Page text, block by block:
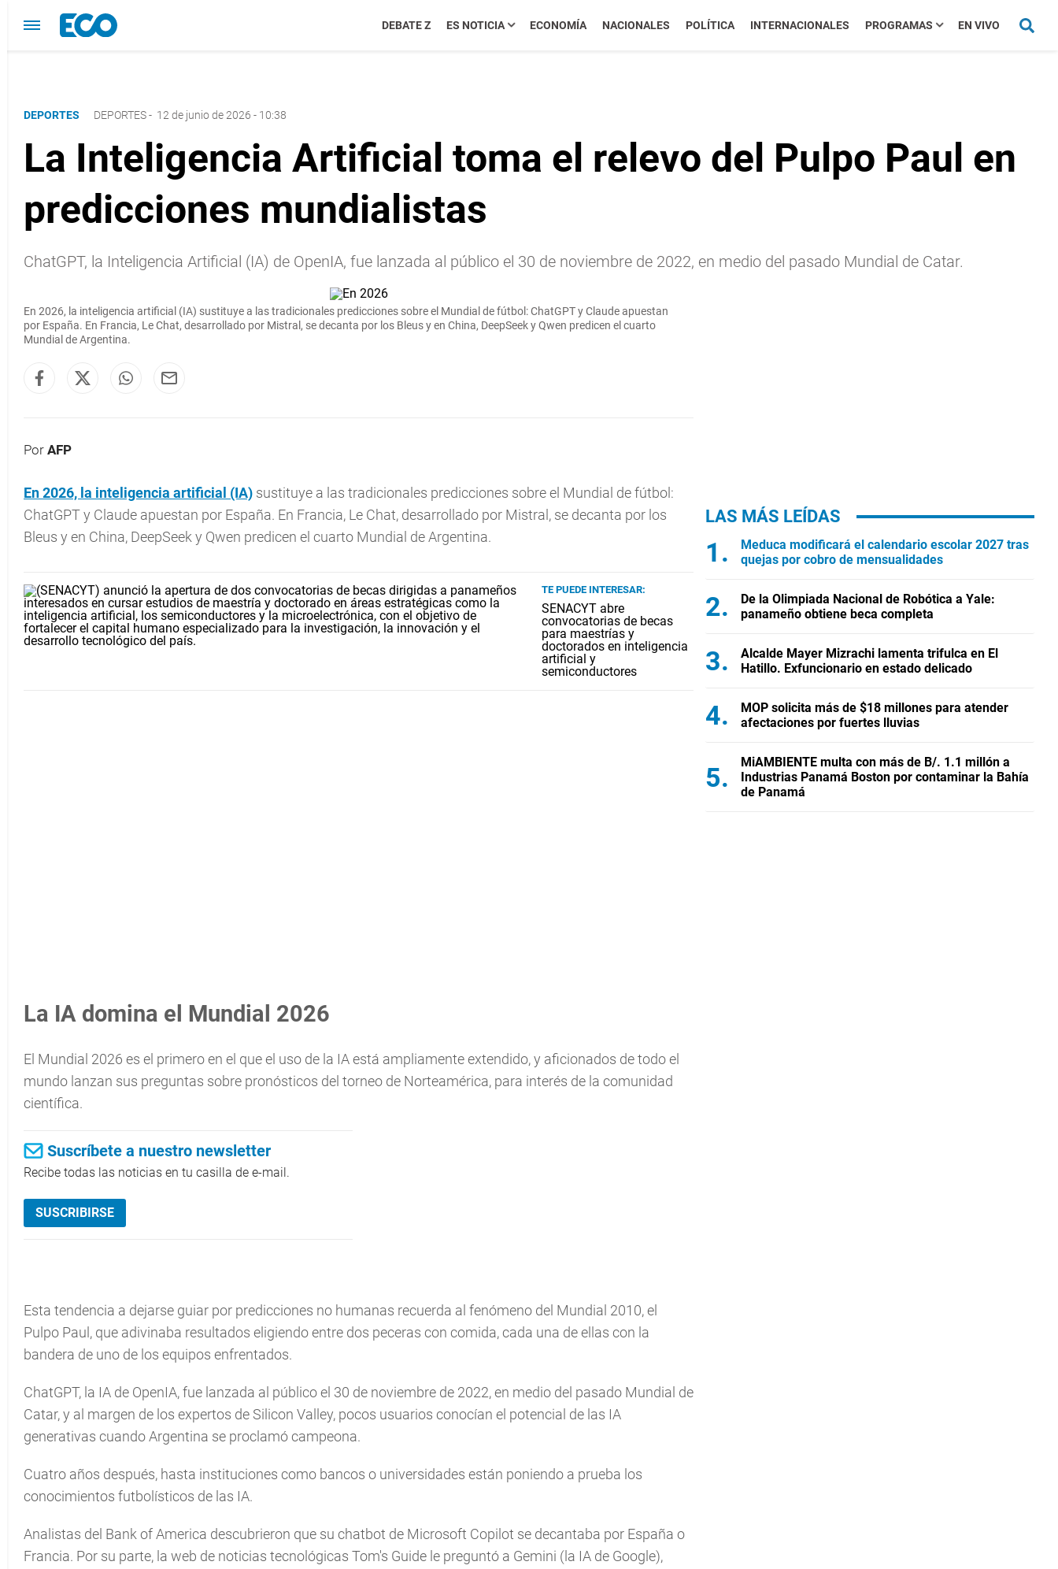
DEBATE Z ES NOTICIA ECONOMÍA NACIONALES POLÍTICA INTERNACIONALES PROGRAMAS EN VIVO
DEPORTES DEPORTES- 12 de junio de 2026 - 10:38
La Inteligencia Artificial toma el relevo del Pulpo Paul en
predicciones mundialistas
ChatGPT, la Inteligencia Artificial (IA) de OpenIA, fue lanzada al público el 30 de noviembre de 2022, en medio del pasado Mundial de Catar.
En 2026, la inteligencia artificial (IA) sustituye a las tradicionales predicciones sobre el Mundial de fútbol: ChatGPT y Claude apuestan
por España. En Francia, Le Chat, desarrollado por Mistral, se decanta por los Bleus y en China, DeepSeek y Qwen predicen el cuarto
Mundial de Argentina.
Por AFP
En 2026, la inteligencia artificial (IA) sustituye a las tradicionales predicciones sobre el Mundial de fútbol:
ChatGPT y Claude apuestan por España. En Francia, Le Chat, desarrollado por Mistral, se decanta por los
Bleus y en China, DeepSeek y Qwen predicen el cuarto Mundial de Argentina.
TE PUEDE INTERESAR:
SENACYT abre
convocatorias de becas
para maestrías y
doctorados en inteligencia
artificial y
semiconductores
La IA domina el Mundial 2026
El Mundial 2026 es el primero en el que el uso de la IA está ampliamente extendido, y aficionados de todo el
mundo lanzan sus preguntas sobre pronósticos del torneo de Norteamérica, para interés de la comunidad
científica.
Suscríbete a nuestro newsletter
Recibe todas las noticias en tu casilla de e-mail.
SUSCRIBIRSE
Esta tendencia a dejarse guiar por predicciones no humanas recuerda al fenómeno del Mundial 2010, el
Pulpo Paul, que adivinaba resultados eligiendo entre dos peceras con comida, cada una de ellas con la
bandera de uno de los equipos enfrentados.
ChatGPT, la IA de OpenIA, fue lanzada al público el 30 de noviembre de 2022, en medio del pasado Mundial de
Catar, y al margen de los expertos de Silicon Valley, pocos usuarios conocían el potencial de las IA
generativas cuando Argentina se proclamó campeona.
Cuatro años después, hasta instituciones como bancos o universidades están poniendo a prueba los
conocimientos futbolísticos de las IA.
Analistas del Bank of America descubrieron que su chatbot de Microsoft Copilot se decantaba por España o
Francia. Por su parte, la web de noticias tecnológicas Tom's Guide le preguntó a Gemini (la IA de Google),
LAS MÁS LEÍDAS
Meduca modificará el calendario escolar 2027 tras
quejas por cobro de mensualidades
De la Olimpiada Nacional de Robótica a Yale:
panameño obtiene beca completa
Alcalde Mayer Mizrachi lamenta trifulca en El
Hatillo. Exfuncionario en estado delicado
MOP solicita más de $18 millones para atender
afectaciones por fuertes lluvias
MiAMBIENTE multa con más de B/. 1.1 millón a
Industrias Panamá Boston por contaminar la Bahía
de Panamá